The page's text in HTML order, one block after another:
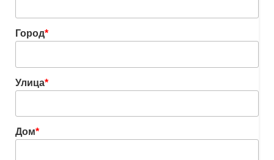
Город*
Улица*
Дом*